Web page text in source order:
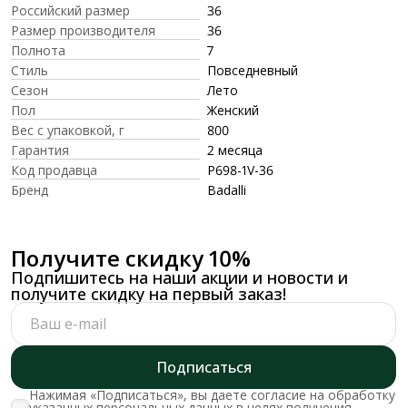
Российский размер
36
Размер производителя
36
Полнота
7
Стиль
Повседневный
Сезон
Лето
Пол
Женский
Вес с упаковкой, г
800
Гарантия
2 месяца
Код продавца
P698-1V-36
Бренд
Badalli
Получите скидку 10%
Подпишитесь на наши акции и новости и
получите скидку на первый заказ!
Подписаться
Нажимая «Подписаться», вы даете согласие на обработку